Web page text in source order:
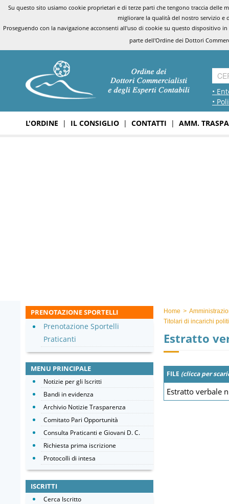
Su questo sito usiamo cookie proprietari e di terze parti che tengono traccia
migliorare la qualità del nostro servizio e
Proseguendo con la navigazione acconsenti all'uso di cookie su questo dispositivo
parte dell'Ordine dei Dottori
•
•
L'ORDINE | IL CONSIGLIO | CONTATTI | AMM.
Home >
Titolari di incarichi
Estratto
FILE (clicca per
Estratto verbale
PRENOTAZIONE SPORTELLI
Prenotazione Sportelli
Praticanti
MENU PRINCIPALE
Notizie per gli Iscritti
Bandi in evidenza
Archivio Notizie Trasparenza
Comitato Pari Opportunità
Consulta Praticanti e Giovani D. C.
Richiesta prima iscrizione
Protocolli di intesa
ISCRITTI
Cerca Iscritto